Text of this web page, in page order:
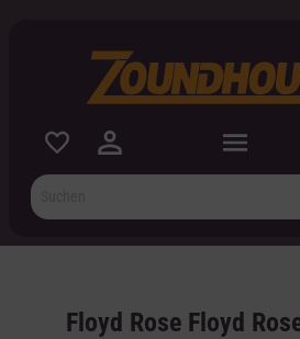
Floyd Rose Floyd